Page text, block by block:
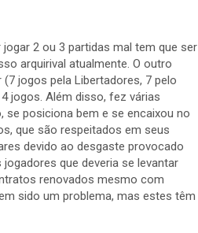
2 ou 3 partidas mal tem que ser
arquirival atualmente. O outro
jogos pela Libertadores, 7 pelo
jogos. Além disso, fez várias
posiciona bem e se encaixou no
que são respeitados em seus
devido ao desgaste provocado
que deveria se levantar
renovados mesmo com
sido um problema, mas estes têm